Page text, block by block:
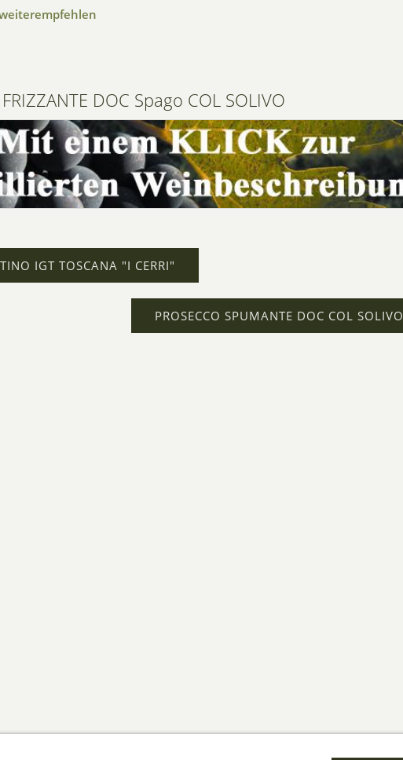
FRIZZANTE DOC Spago COL SOLIVO
IGT TOSCANA "I CERRI"
PROSECCO SPUMANTE DOC COL SOLIVO